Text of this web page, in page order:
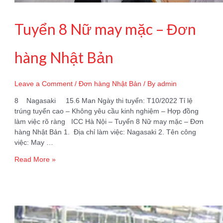
Tuyển 8 Nữ may mặc – Đơn
hàng Nhật Bản
Leave a Comment /Đơn hàng Nhật Bản / Byadmin
8 Nagasaki 15.6 Man Ngày thi tuyển: T10/2022 Tỉ lệ
trúng tuyển cao – Không yêu cầu kinh nghiệm – Hợp đồng
làm việc rõ ràng ICC Hà Nội – Tuyển 8 Nữ may mặc – Đơn
hàng Nhật Bản 1. Địa chỉ làm việc: Nagasaki 2. Tên công
việc: May …
Tuyển
–
Read More »